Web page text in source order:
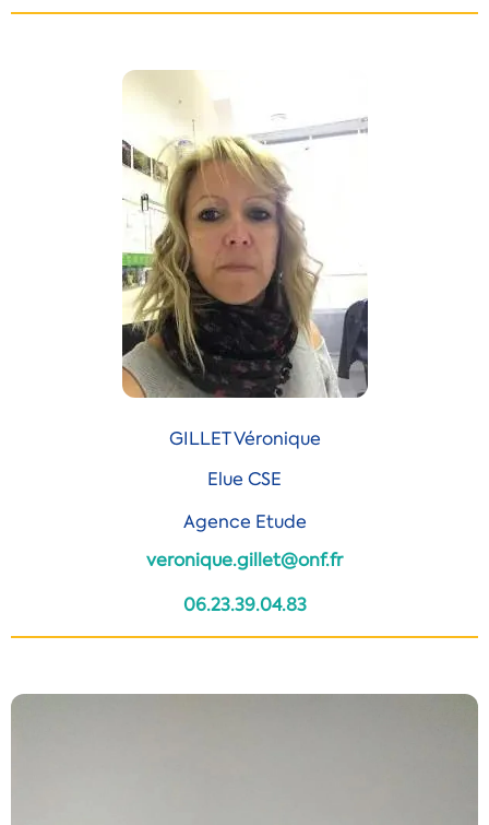
GILLET Véronique
Elue CSE
Agence Etude
veronique.gillet@onf.fr
06.23.39.04.83